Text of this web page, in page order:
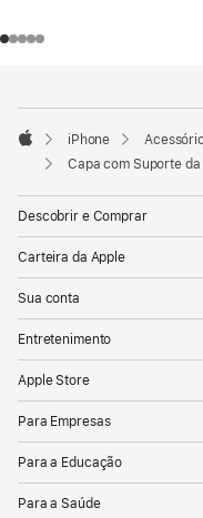
de
rodapé
Apple
iPhone
Capa com Suporte da Beats com
Descobrir e Comprar
Carteira da Apple
Sua conta
Entretenimento
Apple Store
Para Empresas
Para a Educação
Para a Saúde